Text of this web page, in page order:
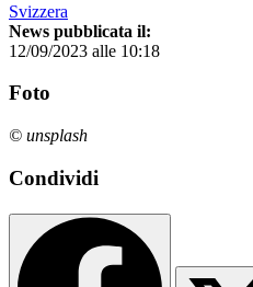
Svizzera
News pubblicata il:
12/09/2023 alle 10:18
Foto
© unsplash
Condividi